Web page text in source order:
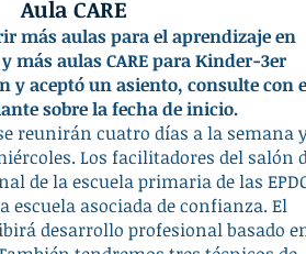
Aula CARE
más aulas para el aprendizaje en
másaulas CARE para Kinder-3er
y aceptó un asiento, consulte con
sobre la fecha de inicio.
se reunirán cuatro días a la semana
Los facilitadores del salón
de la escuela primaria de las
escuela asociada de confianza. El
desarrollo profesional basado